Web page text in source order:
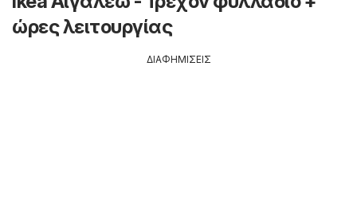
ώρες λειτουργίας
ΔΙΑΦΗΜΙΣΕΙΣ